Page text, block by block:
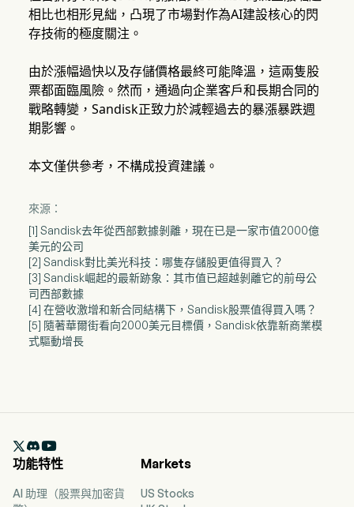
相比也相形見絀，凸現了市場對作為AI建設核心的閃
存技術的極度關注。
由於漲幅過快以及存儲價格最終可能降溫，這兩隻股
票都面臨風險。然而，通過向企業客戶和長期合同的
戰略轉變，Sandisk正致力於減輕過去的暴漲暴跌週
期影響。
本文僅供參考，不構成投資建議。
來源：
[1] Sandisk去年從西部數據剝離，現在已是一家市值2000億
美元的公司
[2] Sandisk對比美光科技：哪隻存儲股更值得買入？
[3] Sandisk崛起的最新跡象：其市值已超越剝離它的前母公
司西部數據
[4] 在營收激增和新合同結構下，Sandisk股票值得買入嗎？
[5] 隨著華爾街看向2000美元目標價，Sandisk依靠新商業模
式驅動增長

功能特性
AI 助理（股票與加密貨
Markets
US Stocks